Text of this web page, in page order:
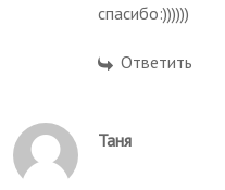
спасибо:))))))
Ответить
Таня